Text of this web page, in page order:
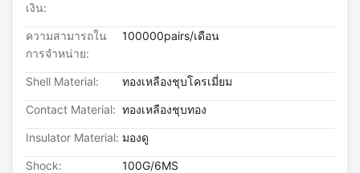
เงิน:
ความสามารถใน
การจําหน่าย:
100000pairs/เดือน
Shell Material: ทองเหลืองชุบโครเมี่ยม
Contact Material: ทองเหลืองชุบทอง
Insulator Material: มองดู
Shock: 100G/6MS